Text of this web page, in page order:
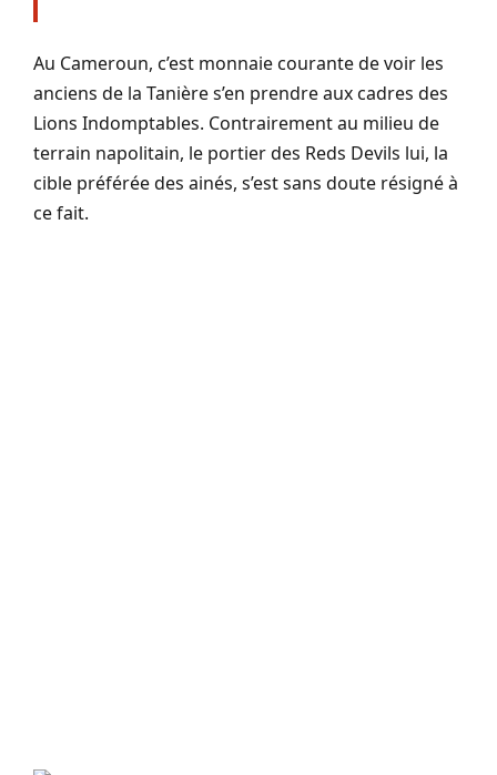
Au Cameroun, c’est monnaie courante de voir les
anciens de la Tanière s’en prendre aux cadres des
Lions Indomptables. Contrairement au milieu de
terrain napolitain, le portier des Reds Devils lui, la
cible préférée des ainés, s’est sans doute résigné à
ce fait.